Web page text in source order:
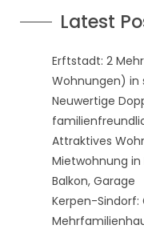
Latest
Erftstadt: 2
Wohnungen) in
Neuwertige
Attraktives
Mietwohnung in
Balkon, Garage
Kerpen-